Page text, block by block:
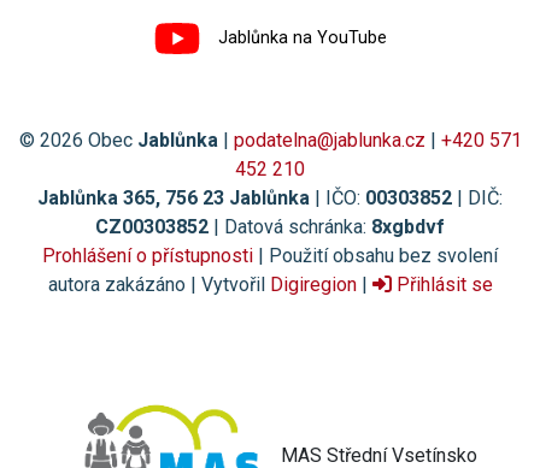
Jablůnka na YouTube
© 2026 Obec Jablůnka | podatelna@jablunka.cz | +420 571
452 210
Jablůnka 365, 756 23 Jablůnka | IČO: 00303852 | DIČ:
CZ00303852 | Datová schránka: 8xgbdvf
Prohlášení o přístupnosti | Použití obsahu bez svolení
autora zakázáno | Vytvořil Digiregion| Přihlásit se
MAS Střední Vsetínsko